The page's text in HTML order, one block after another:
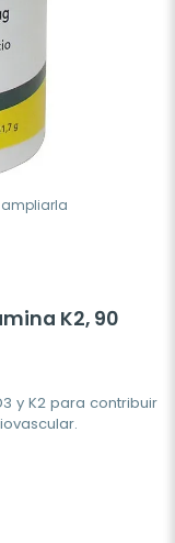
K2, 90
y K2 para contribuir